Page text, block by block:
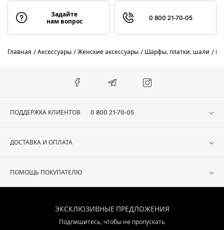
Задайте
нам вопрос
0 800 21-70-05
Главная Аксессуары Женские аксессуары Шарфы, платки, шали
ПОДДЕРЖКА КЛИЕНТОВ 0 800 21-70-05
ДОСТАВКА И ОПЛАТА
ПОМОЩЬ ПОКУПАТЕЛЮ
ЭКСКЛЮЗИВНЫЕ ПРЕДЛОЖЕНИЯ
Подпишитесь, чтобы не пропускать